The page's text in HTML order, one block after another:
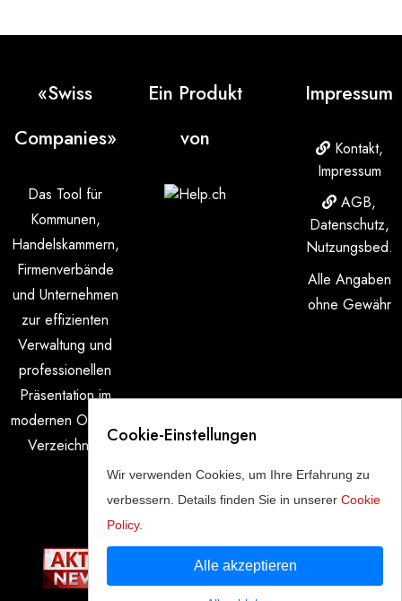
«Swiss
Companies»
Das Tool für
Kommunen,
Handels­kammern,
Firmen­verbände
und Unter­nehmen
zur effizienten
Verwaltung und
professionellen
Präsentation im
modernen Online-
Verzeichnis.
Ein Produkt
von
Impressum
Kontakt,
Impressum
AGB,
Datenschutz,
Nutzungsbed.
Alle Angaben
ohne Gewähr
Partner
Cookie-Einstellungen
Wir verwenden Cookies, um Ihre Erfahrung zu
verbessern. Details finden Sie in unserer Cookie
Policy.
Alle akzeptieren